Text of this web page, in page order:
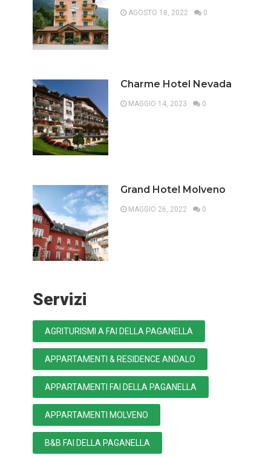
AGOSTO 18, 2022 0
Charme Hotel Nevada
MAGGIO 14, 2023 0
Grand Hotel Molveno
MAGGIO 26, 2022 0
Servizi
AGRITURISMI A FAI DELLA PAGANELLA
APPARTAMENTI & RESIDENCE ANDALO
APPARTAMENTI FAI DELLA PAGANELLA
APPARTAMENTI MOLVENO
B&B FAI DELLA PAGANELLA